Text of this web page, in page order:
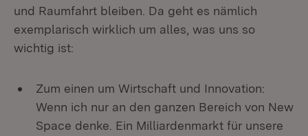
und Raumfahrt bleiben. Da geht es nämlich
exemplarisch wirklich um alles, was uns so
wichtig ist:
Zum einen um Wirtschaft und Innovation:
Wenn ich nur an den ganzen Bereich von New
Space denke. Ein Milliardenmarkt für unsere